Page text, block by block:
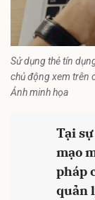
Sử dụng thẻ tín
chủ động xem trên
Ảnh minh họa
Tại
mạo
pháp
quản